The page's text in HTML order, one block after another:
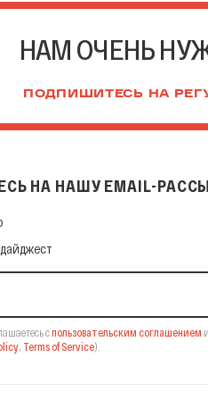
НАМ ОЧЕНЬ
ПОДПИШИТЕСЬ НА
НА НАШУ EMAIL-
Email-рассылку
спользовательским соглашением и
, Terms of Service).